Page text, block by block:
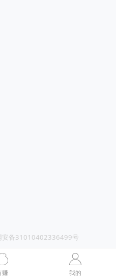
安备31010402336499号
赚 我的